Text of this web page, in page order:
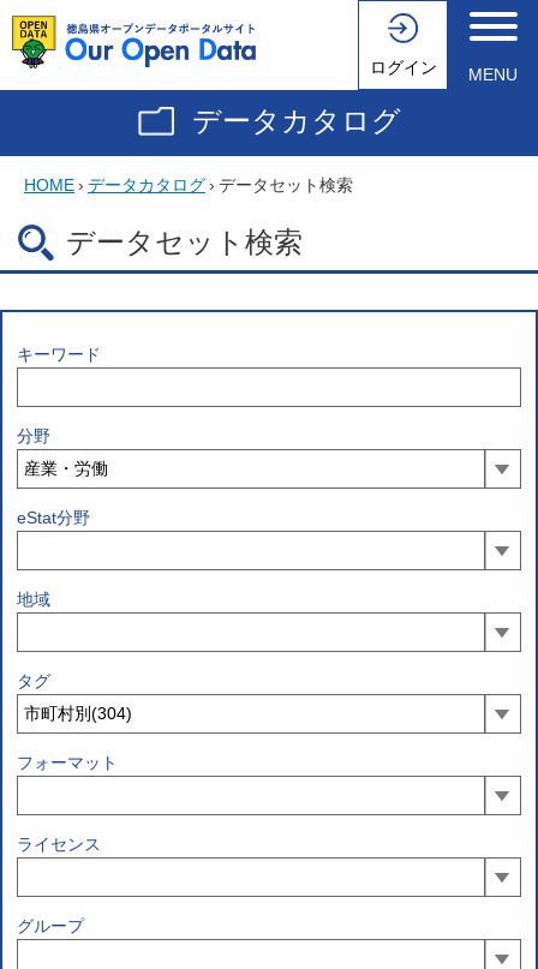
ログイン MENU
データカタログ
HOME› データカタログ› データセット検索
データセット検索
キーワード
分野
eStat分野
地域
タグ
フォーマット
ライセンス
グループ